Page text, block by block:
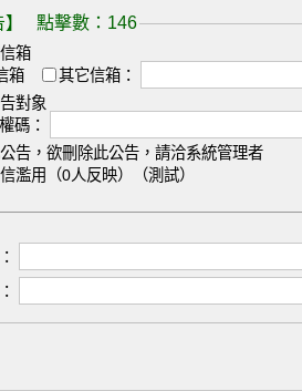
】 點擊數：146
箱
箱
其它信箱：
對象
碼：
告，欲刪除此公告，請洽系統管理者
濫用（0人反映）（測試）